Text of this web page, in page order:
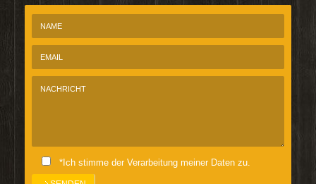
*Ich stimme der Verarbeitung meiner Daten zu.